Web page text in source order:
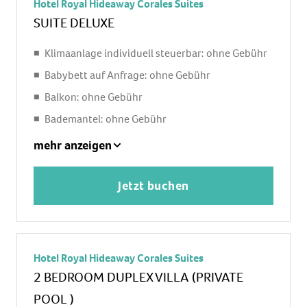
Hotel Royal Hideaway Corales Suites
SUITE DELUXE
Klimaanlage individuell steuerbar: ohne Gebühr
Babybett auf Anfrage: ohne Gebühr
Balkon: ohne Gebühr
Bademantel: ohne Gebühr
Kaffee/Teezubereiter: ohne Gebühr
Kosmetikspiegel: ohne Gebühr
Extra Bett: ohne Gebühr
mehr anzeigen
Jetzt buchen
Hotel Royal Hideaway Corales Suites
2 BEDROOM DUPLEX VILLA (PRIVATE
POOL )